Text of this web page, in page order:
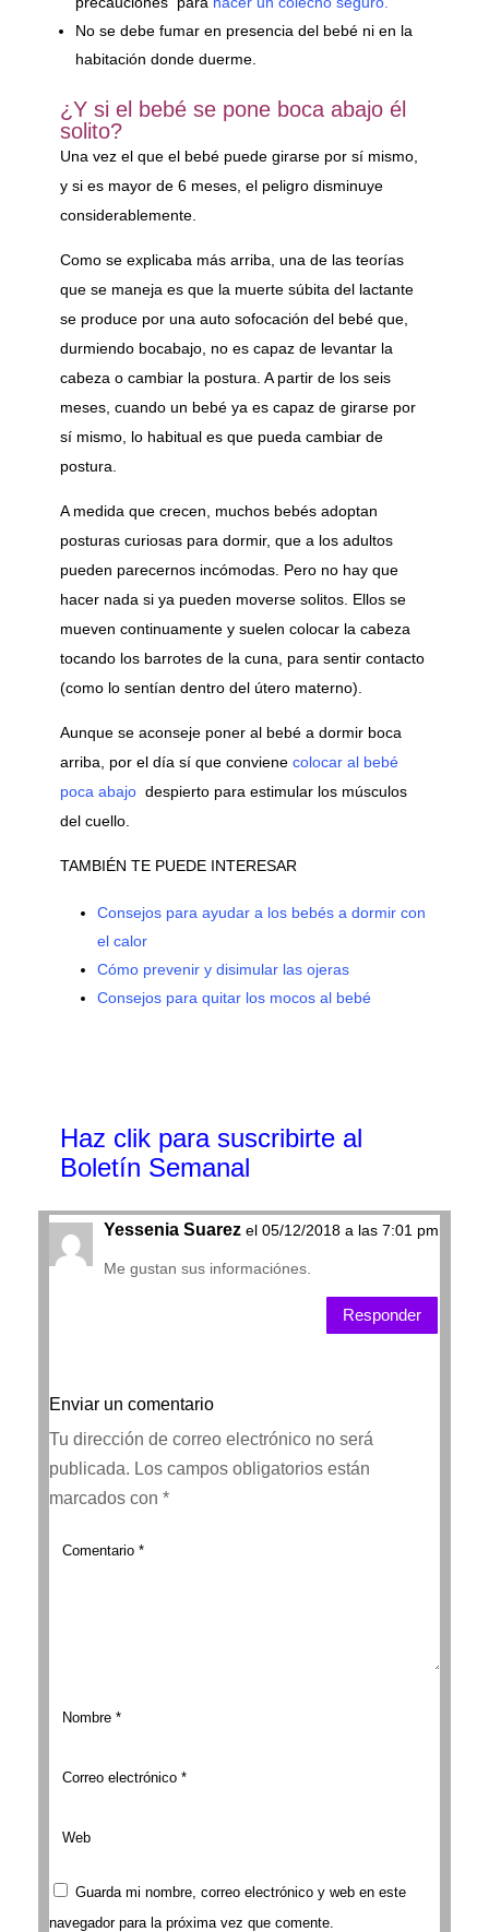
No se debe fumar en presencia del bebé ni en la
habitación donde duerme.
¿Y si el bebé se pone boca abajo él
solito?
Una vez el que el bebé puede girarse por sí mismo,
y si es mayor de 6 meses, el peligro disminuye
considerablemente.
Como se explicaba más arriba, una de las teorías
que se maneja es que la muerte súbita del lactante
se produce por una auto sofocación del bebé que,
durmiendo bocabajo, no es capaz de levantar la
cabeza o cambiar la postura. A partir de los seis
meses, cuando un bebé ya es capaz de girarse por
sí mismo, lo habitual es que pueda cambiar de
postura.
A medida que crecen, muchos bebés adoptan
posturas curiosas para dormir, que a los adultos
pueden parecernos incómodas. Pero no hay que
hacer nada si ya pueden moverse solitos. Ellos se
mueven continuamente y suelen colocar la cabeza
tocando los barrotes de la cuna, para sentir contacto
(como lo sentían dentro del útero materno).
Aunque se aconseje poner al bebé a dormir boca
arriba, por el día sí que convienecolocar al bebé
poca abajo despierto para estimular los músculos
del cuello.
TAMBIÉN TE PUEDE INTERESAR
Consejos para ayudar a los bebés a dormir con
el calor
Cómo prevenir y disimular las ojeras
Consejos para quitar los mocos al bebé
Haz clik para suscribirte al
Boletín Semanal
Yessenia Suarez el 05/12/2018 a las 7:01 pm
Me gustan sus informaciónes.
Responder
Enviar un comentario
Tu dirección de correo electrónico no será
publicada. Los campos obligatorios están
marcados con *
Guarda mi nombre, correo electrónico y web en este
navegador para la próxima vez que comente.